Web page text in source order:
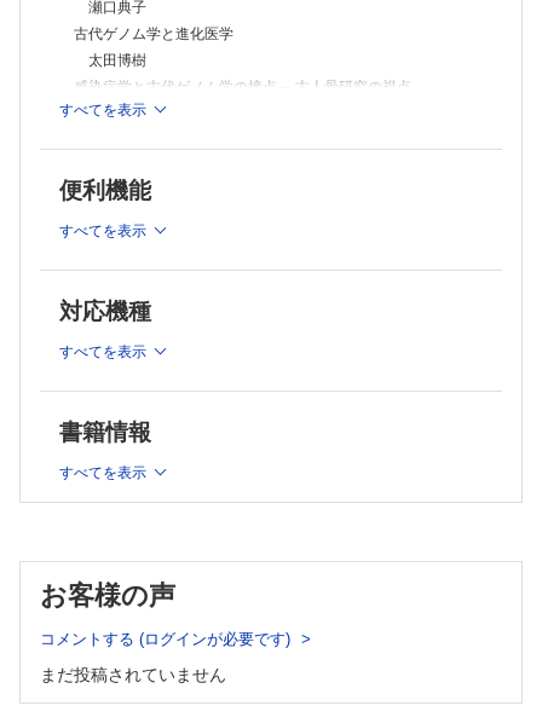
亀谷佳保里
後悔しない医学英語論文の投稿に向けて ─ Editorの視点から❸
自身の論文の投稿先はどこにすればよいのか？
笹野公伸
瀬口典子
古代ゲノム学と進化医学
太田博樹
感染症学と古代ゲノム学の接点 ─ 古人骨研究の視点
長岡朋人
古代人ゲノムと皮膚色関連多型
中 伊津美
ムから探る
小金渕佳江
古代人ゲノムからの表現型復元
木村亮介
連載
救急で出会ったこんな症例 ─ マイナーエマージェンシー対応
のススメ14
間藤 卓
医療システムの質・効率・公正 ─ 医療経済学の新たな展開❻
インフォーマルケアと医療・介護の自己負担
中部貴央
TOPICS
麻酔科学
すべてを表示
便利機能
すべてを表示
対応機種
すべてを表示
書籍情報
すべてを表示
お客様の声
コメントする (ログインが必要です)
まだ投稿されていません